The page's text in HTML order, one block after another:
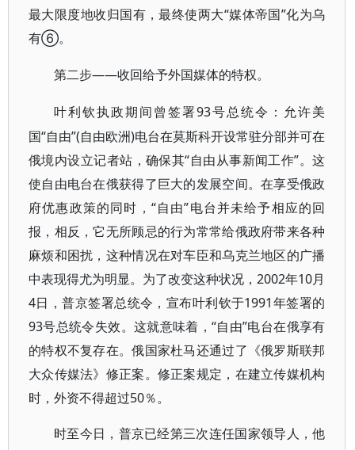
最大限度地收归国有，最终使两大“媒体帝国”化为乌
有⑥。
第二步——收回给予外国媒体的特权。
叶利钦执政期间曾签署93号总统令：允许美
国“自由”(自由欧洲)电台在莫斯科开设常驻分部并可在
俄境内设立记者站，确保其“自由从事新闻工作”。这
使自由电台在俄获得了巨大的发展空间。在享受俄政
府优惠政策的同时，“自由”电台并未给予相应的回
报，相反，它无所顾忌的行为常常给俄政府带来各种
麻烦和困扰，这种情况在对车臣和乌克兰地区的广播
中表现得尤为明显。为了改变这种状况，2002年10月
4日，普京签署总统令，宣布叶利钦于1991年签署的
93号总统令失效。这就意味着，“自由”电台在俄享有
的特权不复存在。俄国家杜马还通过了《俄罗斯联邦
大众传媒法》修正案。修正案规定，在建立传媒机构
时，外资不得超过50％。
时至今日，普京已经第三次连任国家领导人，他